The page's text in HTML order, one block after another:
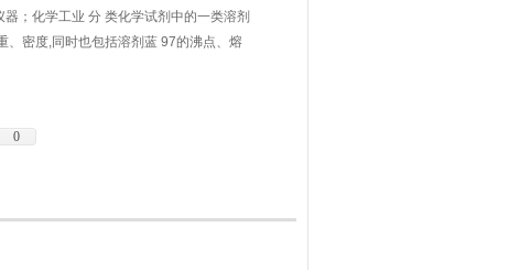
；化学工业 分 类化学试剂中的一类溶剂
、密度,同时也包括溶剂蓝 97的沸点、熔
0